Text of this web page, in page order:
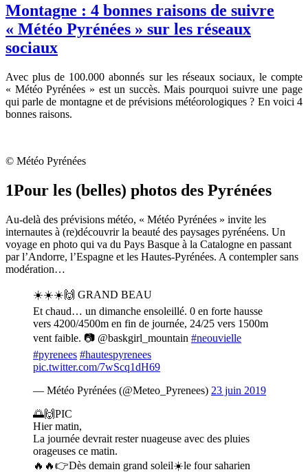
Montagne : 4 bonnes raisons de suivre
« Météo Pyrénées » sur les réseaux
sociaux
Avec plus de 100.000 abonnés sur les réseaux sociaux, le compte
« Météo Pyrénées » est un succès. Mais pourquoi suivre une page
qui parle de montagne et de prévisions météorologiques ? En voici 4
bonnes raisons.
© Météo Pyrénées
1Pour les (belles) photos des Pyrénées
Au-delà des prévisions météo, « Météo Pyrénées » invite les
internautes à (re)découvrir la beauté des paysages pyrénéens. Un
voyage en photo qui va du Pays Basque à la Catalogne en passant
par l’Andorre, l’Espagne et les Hautes-Pyrénées. A contempler sans
modération…
☀️☀️☀️🙌 GRAND BEAU
Et chaud… un dimanche ensoleillé. 0 en forte hausse
vers 4200/4500m en fin de journée, 24/25 vers 1500m
vent faible. 📷 @baskgirl_mountain #neouvielle
#pyrenees #hautespyrenees
pic.twitter.com/7wScq1dH69
— Météo Pyrénées (@Meteo_Pyrenees) 23 juin 2019
🌅🙌PIC
Hier matin,
La journée devrait rester nuageuse avec des pluies
orageuses ce matin.
🔥🔥👉Dès demain grand soleil☀️le four saharien